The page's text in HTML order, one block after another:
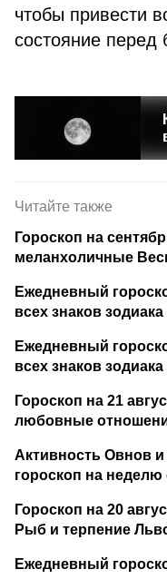
чтобы привести
состояние перед
Читайте также
Гороскоп на
меланхоличные
Ежедневный
всех знаков зодиака
Ежедневный
всех знаков зодиака
Гороскоп на 21
любовные
Активность Овнов
гороскоп на неделю
Гороскоп на 20
Рыб и терпение
Ежедневный